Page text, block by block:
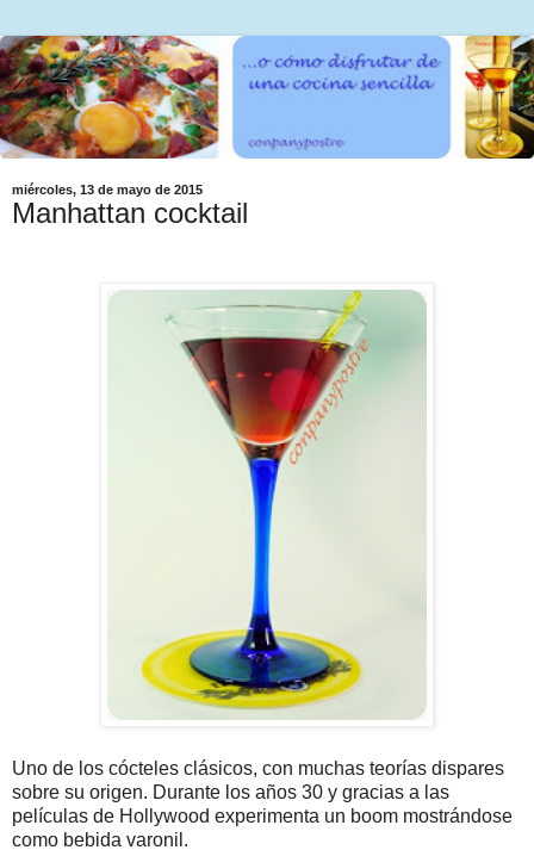
miércoles, 13 de mayo de 2015
Manhattan cocktail
Uno de los cócteles clásicos, con muchas teorías dispares
sobre su origen. Durante los años 30 y gracias a las
películas de Hollywood experimenta un boom mostrándose
como bebida varonil.